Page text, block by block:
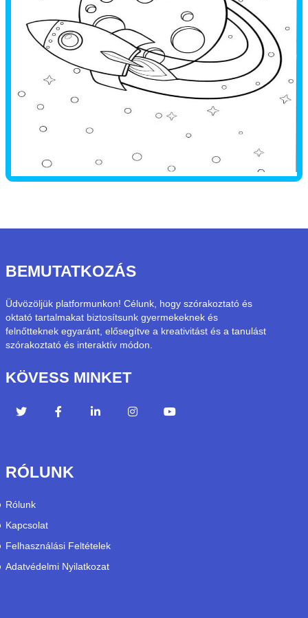
BEMUTATKOZÁS
Üdvözöljük platformunkon! Célunk, hogy szórakoztató és
oktató tartalmakat biztosítsunk gyermekeknek és
felnőtteknek egyaránt, elősegítve a kreativitást és a tanulást
szórakoztató és interaktív módon.
KÖVESS MINKET
RÓLUNK
Rólunk
Kapcsolat
Felhasználási Feltételek
Adatvédelmi Nyilatkozat